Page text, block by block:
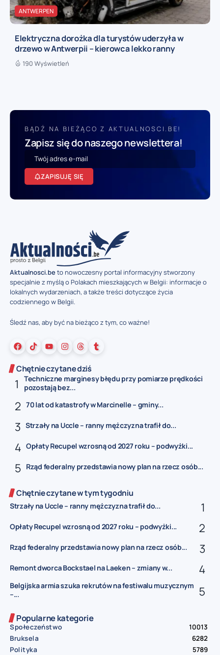
ANTWERPEN
Elektryczna dorożka dla turystów uderzyła w
drzewo w Antwerpii – kierowca lekko ranny
190 Wyświetleń
BĄDŹ NA BIEŻĄCO Z AKTUALNOSCI.BE!
Zapisz się do naszego newslettera!
ZAPISUJĘ SIĘ
Aktualnosci.beto nowoczesny portal informacyjny stworzony
specjalnie z myślą o Polakach mieszkających w Belgii: informacje o
lokalnych wydarzeniach, a także treści dotyczące życia
codziennego w Belgii.
Śledź nas, aby być na bieżąco z tym, co ważne!
Chętnie czytane dziś
Techniczne marginesy błędu przy pomiarze prędkości
pozostają bez...
70 lat od katastrofy w Marcinelle – gminy...
Strzały na Uccle – ranny mężczyzna trafił do...
Opłaty Recupel wzrosną od 2027 roku – podwyżki...
Rząd federalny przedstawia nowy plan na rzecz osób...
Chętnie czytane w tym tygodniu
Strzały na Uccle – ranny mężczyzna trafił do...
Opłaty Recupel wzrosną od 2027 roku – podwyżki...
Rząd federalny przedstawia nowy plan na rzecz osób...
Remont dworca Bockstael na Laeken – zmiany w...
Belgijska armia szuka rekrutów na festiwalu muzycznym
–...
Popularne kategorie
Społeczeństwo
10013
Bruksela
6282
Polityka
5789